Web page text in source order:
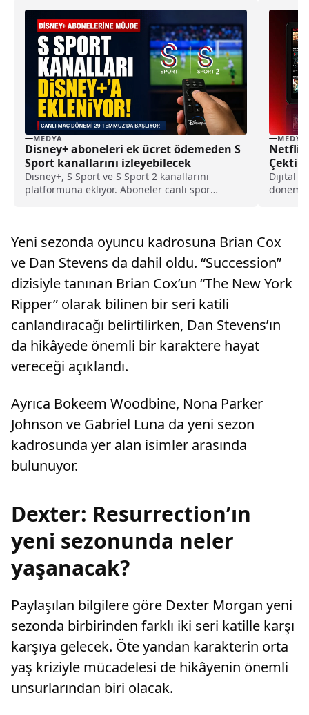
MEDYA
Disney+ aboneleri ek ücret ödemeden S
Sport kanallarını izleyebilecek
Disney+, S Sport ve S Sport 2 kanallarını
platformuna ekliyor. Aboneler canlı spor
MEDYA
Netflix
Çekti
Dijital
Yeni sezonda oyuncu kadrosuna Brian Cox
ve Dan Stevens da dahil oldu. “Succession”
dizisiyle tanınan Brian Cox’un “The New York
Ripper” olarak bilinen bir seri katili
canlandıracağı belirtilirken, Dan Stevens’ın
da hikâyede önemli bir karaktere hayat
vereceği açıklandı.
Ayrıca Bokeem Woodbine, Nona Parker
Johnson ve Gabriel Luna da yeni sezon
kadrosunda yer alan isimler arasında
bulunuyor.
Dexter: Resurrection’ın
yeni sezonunda neler
yaşanacak?
Paylaşılan bilgilere göre Dexter Morgan yeni
sezonda birbirinden farklı iki seri katille karşı
karşıya gelecek. Öte yandan karakterin orta
yaş kriziyle mücadelesi de hikâyenin önemli
unsurlarından biri olacak.